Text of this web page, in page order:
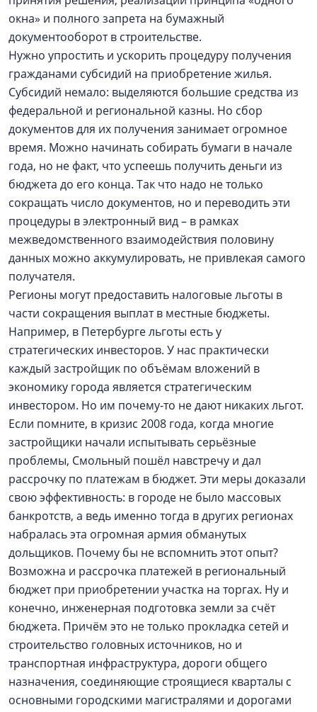
окна» и полного запрета на бумажный
документооборот в строительстве.
Нужно упростить и ускорить процедуру получения
гражданами субсидий на приобретение жилья.
Субсидий немало: выделяются большие средства из
федеральной и региональной казны. Но сбор
документов для их получения занимает огромное
время. Можно начинать собирать бумаги в начале
года, но не факт, что успеешь получить деньги из
бюджета до его конца. Так что надо не только
сокращать число документов, но и переводить эти
процедуры в электронный вид – в рамках
межведомственного взаимодействия половину
данных можно аккумулировать, не привлекая самого
получателя.
Регионы могут предоставить налоговые льготы в
части сокращения выплат в местные бюджеты.
Например, в Петербурге льготы есть у
стратегических инвесторов. У нас практически
каждый застройщик по объёмам вложений в
экономику города является стратегическим
инвестором. Но им почему-то не дают никаких льгот.
Если помните, в кризис 2008 года, когда многие
застройщики начали испытывать серьёзные
проблемы, Смольный пошёл навстречу и дал
рассрочку по платежам в бюджет. Эти меры доказали
свою эффективность: в городе не было массовых
банкротств, а ведь именно тогда в других регионах
набралась эта огромная армия обманутых
дольщиков. Почему бы не вспомнить этот опыт?
Возможна и рассрочка платежей в региональный
бюджет при приобретении участка на торгах. Ну и
конечно, инженерная подготовка земли за счёт
бюджета. Причём это не только прокладка сетей и
строительство головных источников, но и
транспортная инфраструктура, дороги общего
назначения, соединяющие строящиеся кварталы с
основными городскими магистралями и дорогами